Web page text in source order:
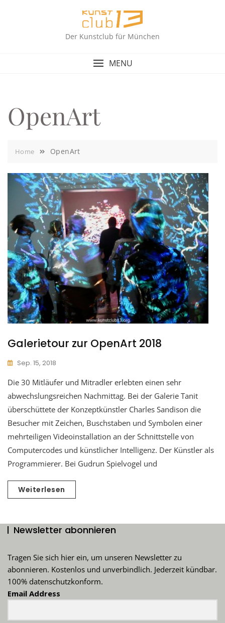
Der Kunstclub für München
MENU
OpenArt
Home OpenArt
Galerietour zur OpenArt 2018
Sep. 15, 2018
Die 30 Mitläufer und Mitradler erlebten einen sehr
abwechslungsreichen Nachmittag. Bei der Galerie Tanit
überschüttete der Konzeptkünstler Charles Sandison die
Besucher mit Zeichen, Buschstaben und Symbolen einer
mehrteiligen Videoinstallation an der Schnittstelle von
Computercodes und künstlicher Intelligenz. Der Künstler als
Programmierer. Bei Gudrun Spielvogel und
Weiterlesen
Newsletter abonnieren
Tragen Sie sich hier ein, um unseren Newsletter zu
abonnieren. Kostenlos und unverbindlich. Jederzeit kündbar.
100% datenschutzkonform.
Email Address